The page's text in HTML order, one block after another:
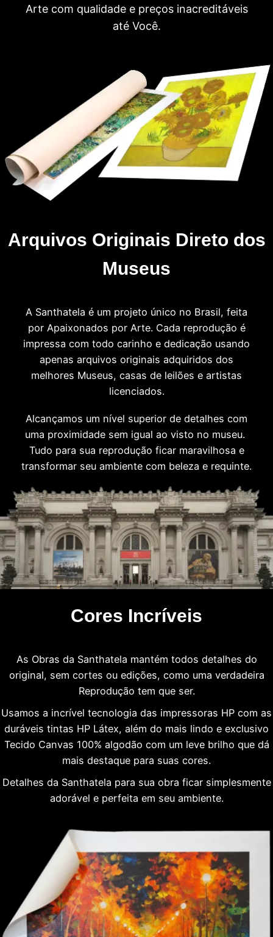
Arte com qualidade e preços inacreditáveis
até Você.
Arquivos Originais Direto dos
Museus
A Santhatela é um projeto único no Brasil, feita
por Apaixonados por Arte. Cada reprodução é
impressa com todo carinho e dedicação usando
apenas arquivos originais adquiridos dos
melhores Museus, casas de leilões e artistas
licenciados.
Alcançamos um nível superior de detalhes com
uma proximidade sem igual ao visto no museu.
Tudo para sua reprodução ficar maravilhosa e
transformar seu ambiente com beleza e requinte.
Cores Incríveis
As Obras da Santhatela mantém todos detalhes do
original, sem cortes ou edições, como uma verdadeira
Reprodução tem que ser.
Usamos a incrível tecnologia das impressoras HP com as
duráveis tintas HP Látex, além do mais lindo e exclusivo
Tecido Canvas 100% algodão com um leve brilho que dá
mais destaque para suas cores.
Detalhes da Santhatela para sua obra ficar simplesmente
adorável e perfeita em seu ambiente.